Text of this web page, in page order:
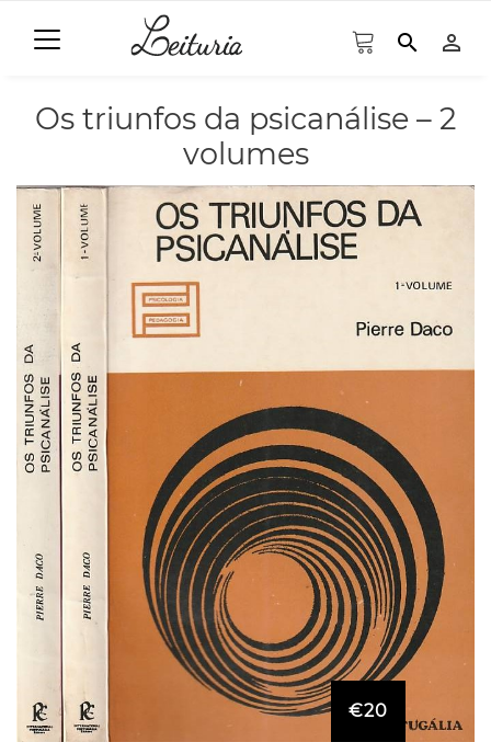
search person_outline
Os triunfos da psicanálise – 2
volumes
€20